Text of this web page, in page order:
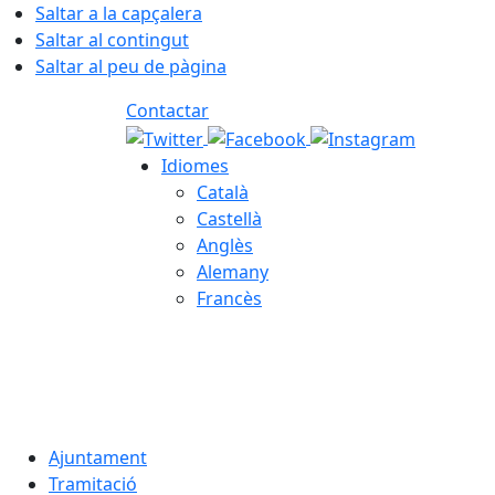
Saltar a la capçalera
Saltar al contingut
Saltar al peu de pàgina
Contactar
Idiomes
Català
Castellà
Anglès
Alemany
Francès
Ajuntament
Tramitació